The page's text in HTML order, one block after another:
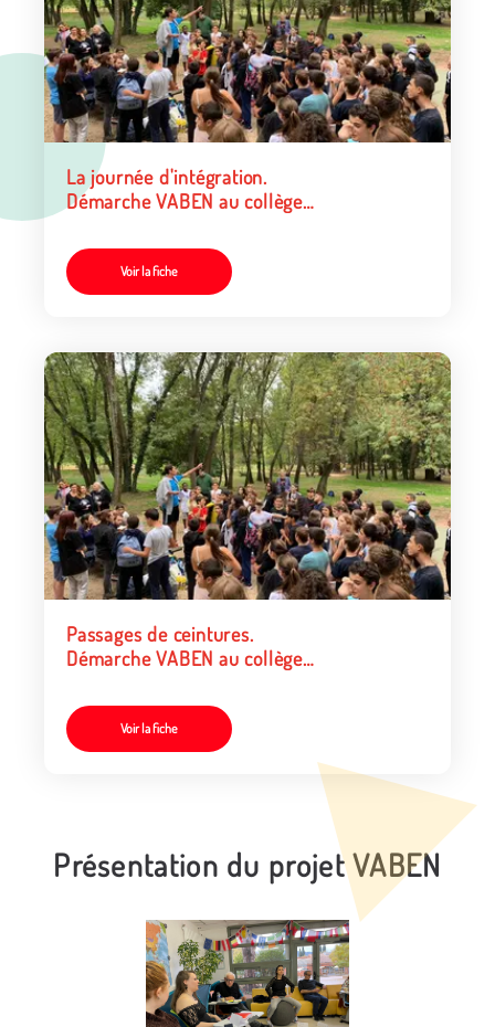
La journée d'intégration.
Démarche VABEN au collège
Voir la fiche
Passages de ceintures.
Démarche VABEN au collège
Voir la fiche
Présentation du projet VABEN